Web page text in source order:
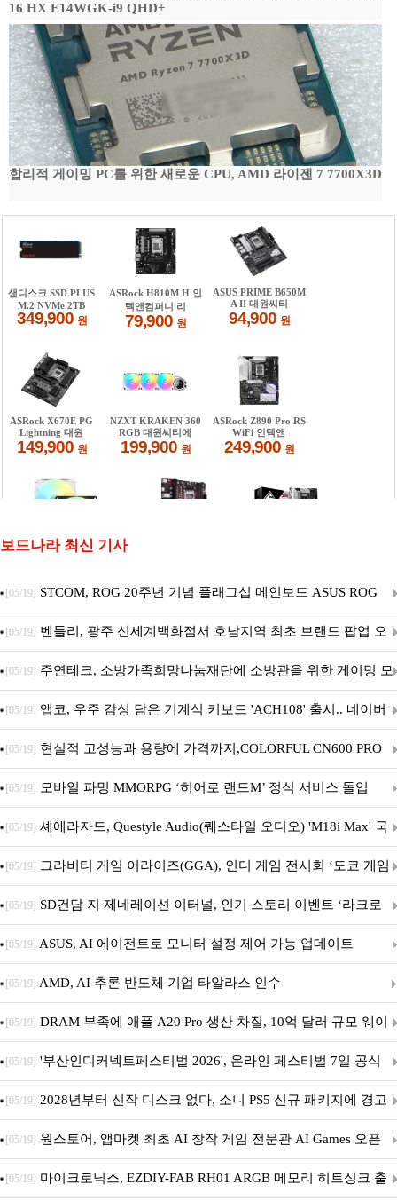
16 HX E14WGK-i9 QHD+
합리적 게이밍 PC를 위한 새로운 CPU, AMD 라이젠 7 7700X3D
보드나라 최신 기사
[05/19] STCOM, ROG 20주년 기념 플래그십 메인보드 ASUS ROG
Crosshair X870E EDITION 20 국내 출시 예정
[05/19] 벤틀리, 광주 신세계백화점서 호남지역 최초 브랜드 팝업 오
픈
[05/19] 주연테크, 소방가족희망나눔재단에 소방관을 위한 게이밍 모
니터·스마트 펫 침대 기부
[05/19] 앱코, 우주 감성 담은 기계식 키보드 'ACH108' 출시.. 네이버
브랜드데이 기획전 진행
[05/19] 현실적 고성능과 용량에 가격까지,COLORFUL CN600 PRO
M.2 NVMe 디앤디컴 1TB
[05/19] 모바일 파밍 MMORPG ‘히어로 랜드M’ 정식 서비스 돌입
[05/19] 셰에라자드, Questyle Audio(퀘스타일 오디오) 'M18i Max' 국
내 정식 출시
[05/19] 그라비티 게임 어라이즈(GGA), 인디 게임 전시회 ‘도쿄 게임
던전 13’ 참가!
[05/19] SD건담 지 제네레이션 이터널, 인기 스토리 이벤트 ‘라크로
아의 용사’ 재개최 및 풍성한 기념 이벤트 실시!
[05/19] ASUS, AI 에이전트로 모니터 설정 제어 가능 업데이트
[05/19] AMD, AI 추론 반도체 기업 타알라스 인수
[05/19] DRAM 부족에 애플 A20 Pro 생산 차질, 10억 달러 규모 웨이
퍼 대기
[05/19] '부산인디커넥트페스티벌 2026', 온라인 페스티벌 7일 공식
개막... 22일간 진행
[05/19] 2028년부터 신작 디스크 없다, 소니 PS5 신규 패키지에 경고
문 추가
[05/19] 원스토어, 앱마켓 최초 AI 창작 게임 전문관 AI Games 오픈
[05/19] 마이크로닉스, EZDIY-FAB RH01 ARGB 메모리 히트싱크 출